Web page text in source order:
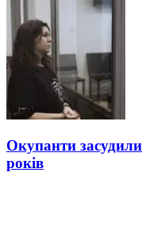
Окупанти
років